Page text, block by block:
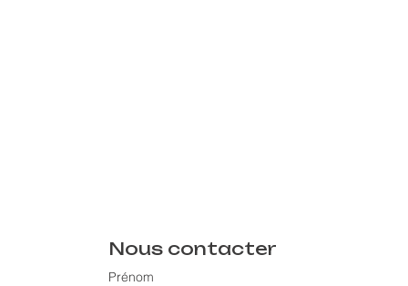
Nous contacter
Prénom